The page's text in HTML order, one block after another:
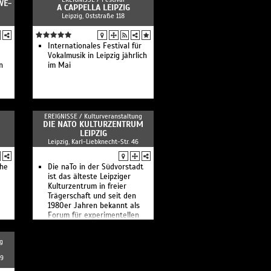
A CAPPELLA LEIPZIG
Leipzig, Oststraße 118
Internationales Festival für
Vokalmusik in Leipzig jährlich
im Mai
EREIGNISSE / Kulturveranstaltung
DIE NATO KULTURZENTRUM
LEIPZIG
Leipzig, Karl-Liebknecht-Str. 46
Die naTo in der Südvorstadt
ist das älteste Leipziger
Kulturzentrum in freier
Trägerschaft und seit den
1980er Jahren bekannt als
Forum für experimentellen